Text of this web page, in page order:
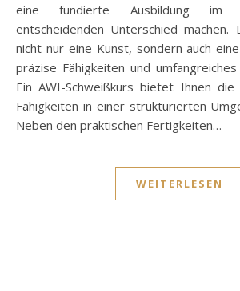
eine fundierte Ausbildung im
entscheidenden Unterschied machen.
nicht nur eine Kunst, sondern auch
präzise Fähigkeiten und
Ein AWI-Schweißkurs bietet Ihnen die
Fähigkeiten in einer strukturierten
Neben den praktischen Fertigkeiten…
WEITERLESEN